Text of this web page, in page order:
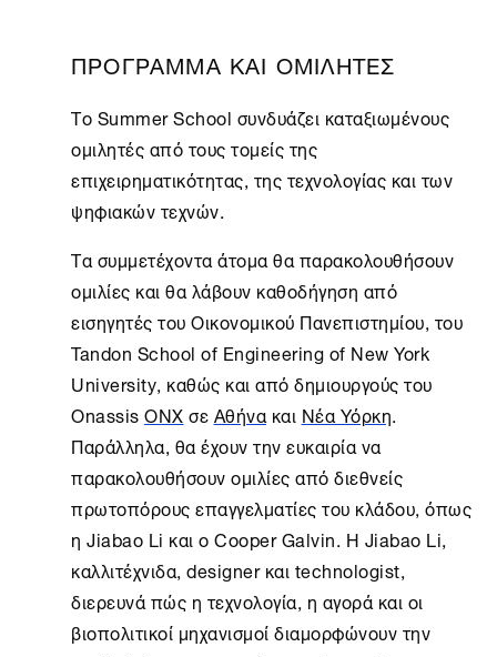
ΠΡΟΓΡΑΜΜΑ ΚΑΙ ΟΜΙΛΗΤΕΣ
Το Summer School συνδυάζει καταξιωμένους
ομιλητές από τους τομείς της
επιχειρηματικότητας, της τεχνολογίας και των
ψηφιακών τεχνών.
Τα συμμετέχοντα άτομα θα παρακολουθήσουν
ομιλίες και θα λάβουν καθοδήγηση από
εισηγητές του Οικονομικού Πανεπιστημίου, του
Tandon School of Engineering of New York
University, καθώς και από δημιουργούς του
OnassisONXσεΑθήνακαι Νέα Υόρκη.
Παράλληλα, θα έχουν την ευκαιρία να
παρακολουθήσουν ομιλίες από διεθνείς
πρωτοπόρους επαγγελματίες του κλάδου, όπως
η Jiabao Li και ο Cooper Galvin. Η Jiabao Li,
καλλιτέχνιδα, designer και technologist,
διερευνά πώς η τεχνολογία, η αγορά και οι
βιοπολιτικοί μηχανισμοί διαμορφώνουν την